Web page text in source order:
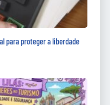
para proteger a liberdade